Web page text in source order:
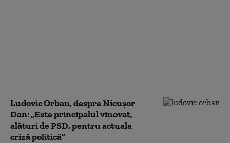
Ludovic Orban, despre Nicușor
Dan: „Este principalul vinovat,
alături de PSD, pentru actuala
criză politică”